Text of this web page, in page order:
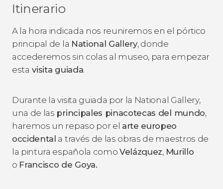
Itinerario
A la hora indicada nos reuniremos en el pórtico
principal de la National Gallery, donde
accederemos sin colas al museo, para empezar
esta visita guiada.
Durante la visita guiada por la National Gallery,
una de las principales pinacotecas del mundo,
haremos un repaso por el arte europeo
occidental a través de las obras de maestros de
la pintura española como Velázquez, Murillo
o Francisco de Goya.